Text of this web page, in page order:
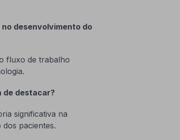
desenvolvimento do
fluxo de trabalho
de destacar?
significativa na
pacientes.